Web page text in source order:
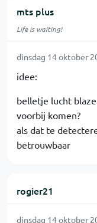
mts plus
Life is waiting!
dinsdag 14 oktober
idee:
belletje lucht
voorbij komen?
als dat te
betrouwbaar
rogier21
dinsdag 14 oktober